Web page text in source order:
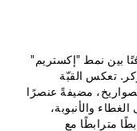
بين نمط "إكستريم"
تعكس القبّة
مضيفةً عنصرًا
والأنبوبة،
مترابطًا مع